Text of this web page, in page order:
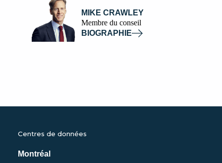
MIKE CRAWLEY
Membre du conseil
BIOGRAPHIE
Centres de données
Montréal